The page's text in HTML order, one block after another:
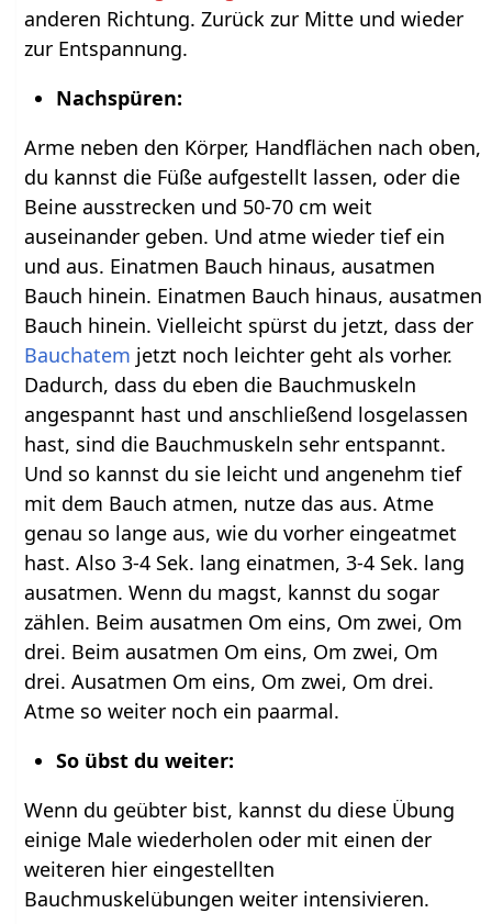
anderen Richtung. Zurück zur Mitte und wieder
zur Entspannung.
Nachspüren:
Arme neben den Körper, Handflächen nach oben,
du kannst die Füße aufgestellt lassen, oder die
Beine ausstrecken und 50-70 cm weit
auseinander geben. Und atme wieder tief ein
und aus. Einatmen Bauch hinaus, ausatmen
Bauch hinein. Einatmen Bauch hinaus, ausatmen
Bauch hinein. Vielleicht spürst du jetzt, dass der
Bauchatem jetzt noch leichter geht als vorher.
Dadurch, dass du eben die Bauchmuskeln
angespannt hast und anschließend losgelassen
hast, sind die Bauchmuskeln sehr entspannt.
Und so kannst du sie leicht und angenehm tief
mit dem Bauch atmen, nutze das aus. Atme
genau so lange aus, wie du vorher eingeatmet
hast. Also 3-4 Sek. lang einatmen, 3-4 Sek. lang
ausatmen. Wenn du magst, kannst du sogar
zählen. Beim ausatmen Om eins, Om zwei, Om
drei. Beim ausatmen Om eins, Om zwei, Om
drei. Ausatmen Om eins, Om zwei, Om drei.
Atme so weiter noch ein paarmal.
So übst du weiter:
Wenn du geübter bist, kannst du diese Übung
einige Male wiederholen oder mit einen der
weiteren hier eingestellten
Bauchmuskelübungen weiter intensivieren.